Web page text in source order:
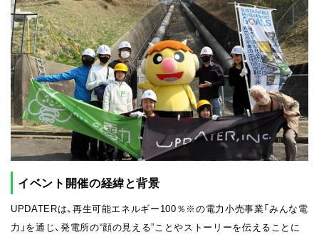
イベント開催の経緯と背景
UPDATERは、再生可能エネルギー100％※の電力小売事業「みんな電
力」を通じ、発電所の“顔の見える”ことやストーリーを伝えることに